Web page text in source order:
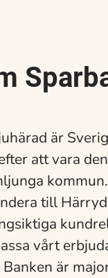
är
att vara
till
vårt
är